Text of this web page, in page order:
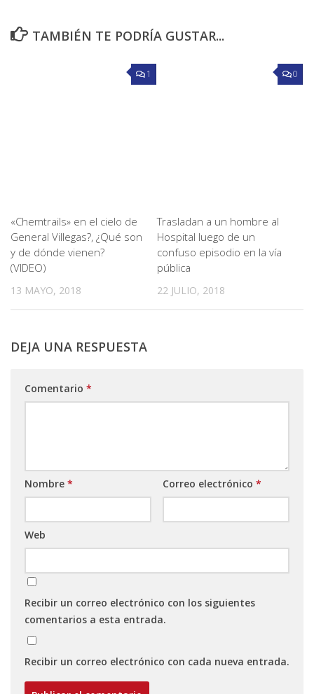
TAMBIÉN TE PODRÍA GUSTAR...
1
«Chemtrails» en el cielo de
General Villegas?, ¿Qué son
y de dónde vienen?
(VIDEO)
13 MAYO, 2018
0
Trasladan a un hombre al
Hospital luego de un
confuso episodio en la vía
pública
22 JULIO, 2018
DEJA UNA RESPUESTA
Comentario *
Nombre * Correo electrónico *
Web
Recibir un correo electrónico con los siguientes
comentarios a esta entrada.
Recibir un correo electrónico con cada nueva entrada.